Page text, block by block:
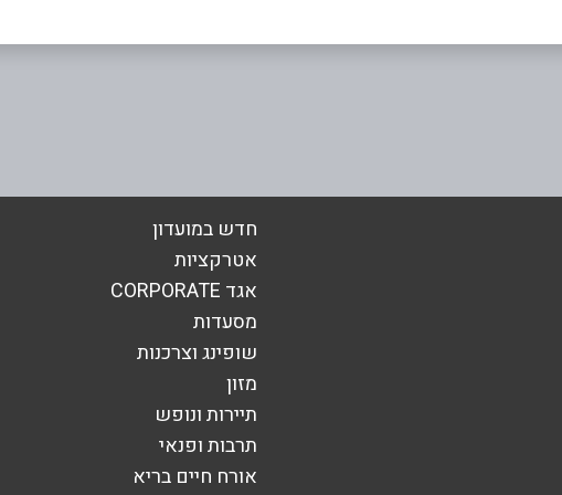
אימייל*
חדש במועדון
אטרקציות
אגד CORPORATE
מסעדות
שופינג וצרכנות
מזון
תיירות ונופש
תרבות ופנאי
אורח חיים בריא